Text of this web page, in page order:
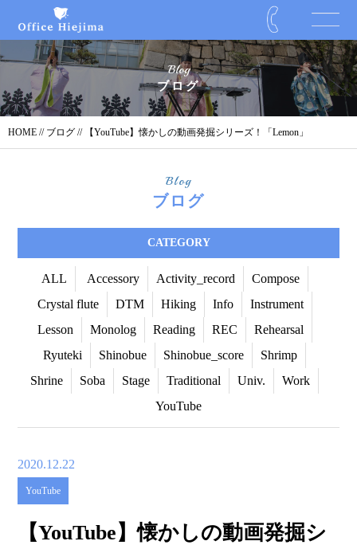
Blog
ブログ
HOME // ブログ // 【YouTube】懐かしの動画発掘シリーズ！「Lemon」
Blog
ブログ
CATEGORY
ALL Accessory Activity_record
Compose
Crystal flute
DTM Hiking Info
Instrument
Lesson
Monolog Reading REC
Rehearsal
Ryuteki
Shinobue Shinobue_score
Shrimp
Shrine
Soba Stage Traditional Univ.
Work
YouTube
2020.12.22
YouTube
【YouTube】懐かしの動画発掘シ